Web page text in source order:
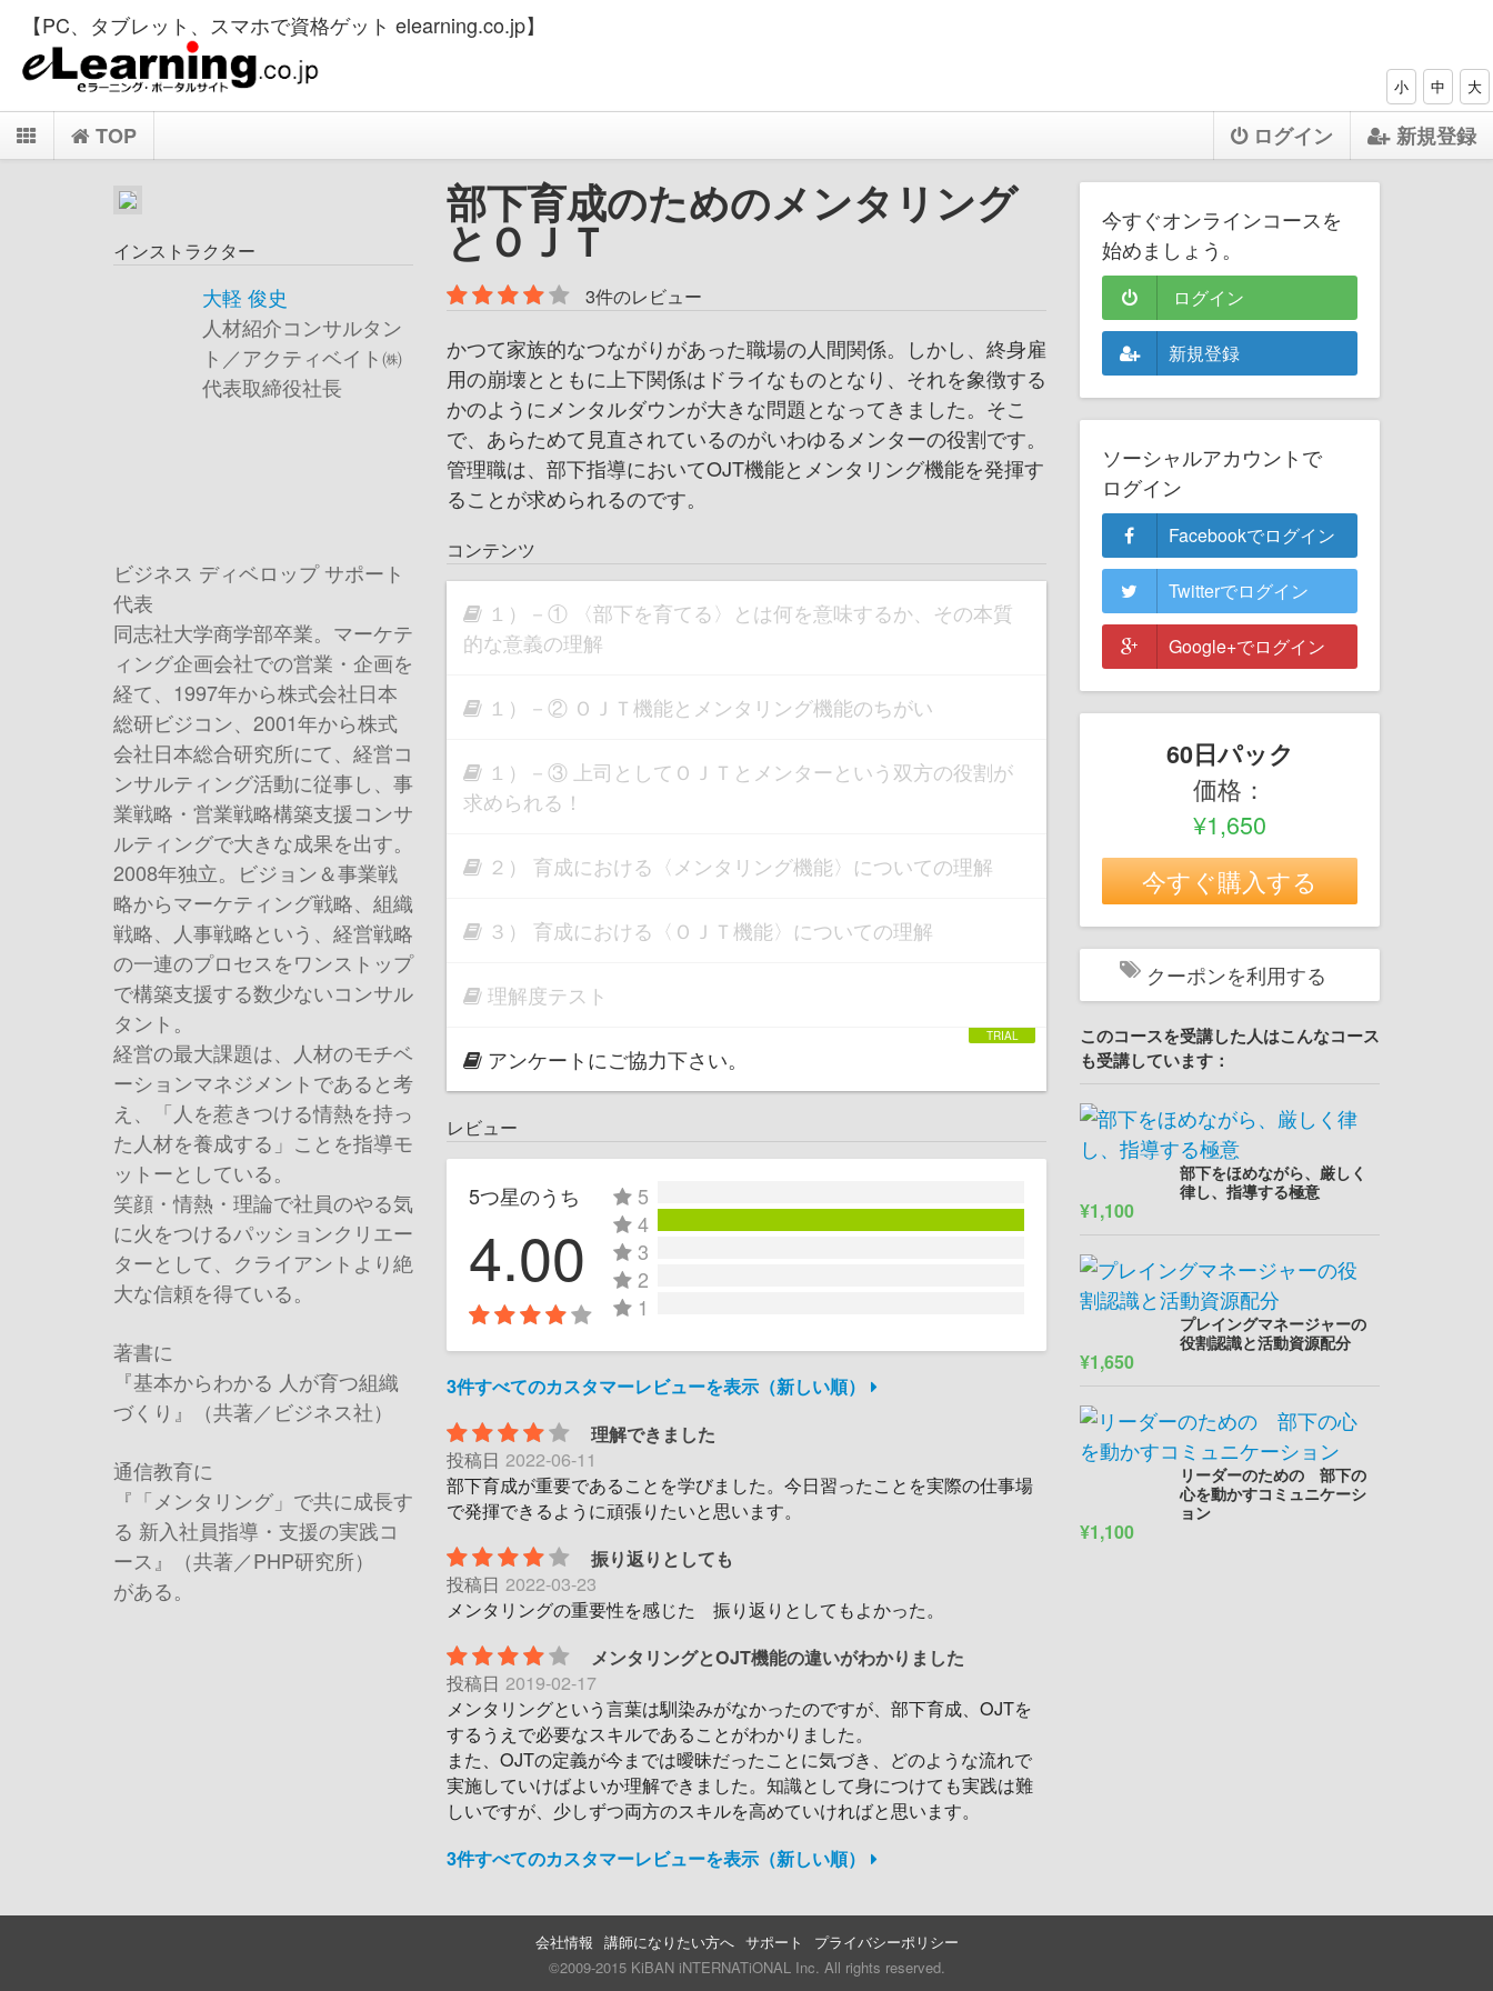
【PC、タブレット、スマホで資格ゲット elearning.co.jp】
小 中 大
TOP ログイン 新規登録
インストラクター
大軽 俊史
人材紹介コンサルタン
ト／アクティベイト㈱
代表取締役社長
ビジネス ディベロップ サポート
代表
同志社大学商学部卒業。マーケテ
ィング企画会社での営業・企画を
経て、1997年から株式会社日本
総研ビジコン、2001年から株式
会社日本総合研究所にて、経営コ
ンサルティング活動に従事し、事
業戦略・営業戦略構築支援コンサ
ルティングで大きな成果を出す。
2008年独立。ビジョン＆事業戦
略からマーケティング戦略、組織
戦略、人事戦略という、経営戦略
の一連のプロセスをワンストップ
で構築支援する数少ないコンサル
タント。
経営の最大課題は、人材のモチベ
ーションマネジメントであると考
え、「人を惹きつける情熱を持っ
た人材を養成する」ことを指導モ
ットーとしている。
笑顔・情熱・理論で社員のやる気
に火をつけるパッションクリエー
ターとして、クライアントより絶
大な信頼を得ている。
著書に
『基本からわかる 人が育つ組織
づくり』（共著／ビジネス社）
通信教育に
『「メンタリング」で共に成長す
る 新入社員指導・支援の実践コ
ース』（共著／PHP研究所）
がある。
部下育成のためのメンタリング
とＯＪＴ
3件のレビュー
かつて家族的なつながりがあった職場の人間関係。しかし、終身雇
用の崩壊とともに上下関係はドライなものとなり、それを象徴する
かのようにメンタルダウンが大きな問題となってきました。そこ
で、あらためて見直されているのがいわゆるメンターの役割です。
管理職は、部下指導においてOJT機能とメンタリング機能を発揮す
ることが求められるのです。
コンテンツ
１）－① 〈部下を育てる〉とは何を意味するか、その本質
的な意義の理解
１）－② ＯＪＴ機能とメンタリング機能のちがい
１）－③ 上司としてＯＪＴとメンターという双方の役割が
求められる！
２） 育成における〈メンタリング機能〉についての理解
３） 育成における〈ＯＪＴ機能〉についての理解
理解度テスト
アンケートにご協力下さい。
レビュー
5つ星のうち
4.00
5
4
3
2
1
3件すべてのカスタマーレビューを表示（新しい順）
理解できました
投稿日 2022-06-11
部下育成が重要であることを学びました。今日習ったことを実際の仕事場
で発揮できるように頑張りたいと思います。
振り返りとしても
投稿日 2022-03-23
メンタリングの重要性を感じた 振り返りとしてもよかった。
メンタリングとOJT機能の違いがわかりました
投稿日 2019-02-17
メンタリングという言葉は馴染みがなかったのですが、部下育成、OJTを
するうえで必要なスキルであることがわかりました。
また、OJTの定義が今までは曖昧だったことに気づき、どのような流れで
実施していけばよいか理解できました。知識として身につけても実践は難
しいですが、少しずつ両方のスキルを高めていければと思います。
3件すべてのカスタマーレビューを表示（新しい順）
今すぐオンラインコースを
始めましょう。
ログイン
新規登録
ソーシャルアカウントで
ログイン
Facebookでログイン
Twitterでログイン
Google+でログイン
60日パック
価格：
¥1,650
今すぐ購入する
クーポンを利用する
このコースを受講した人はこんなコース
も受講しています：
部下をほめながら、厳しく
律し、指導する極意
¥1,100
プレイングマネージャーの
役割認識と活動資源配分
¥1,650
リーダーのための 部下の
心を動かすコミュニケーシ
ョン
¥1,100
会社情報 講師になりたい方へ サポート
プライバシーポリシー
©2009-2015 KiBAN iNTERNATiONAL Inc. All rights reserved.